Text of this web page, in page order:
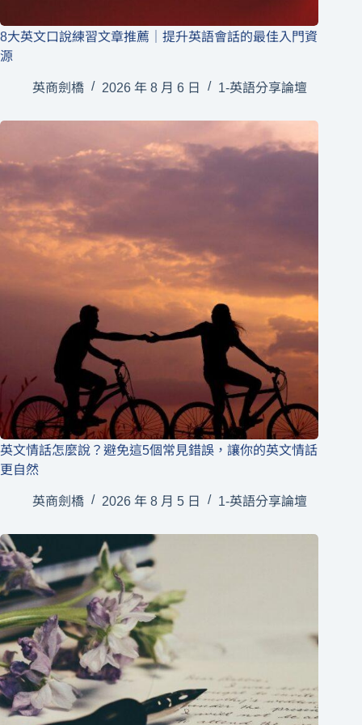
8大英文口說練習文章推薦｜提升英語會話的最佳入門資
源
英商劍橋 2026 年 8 月 6 日 1-英語分享論壇
英文情話怎麼說？避免這5個常見錯誤，讓你的英文情話
更自然
英商劍橋 2026 年 8 月 5 日 1-英語分享論壇